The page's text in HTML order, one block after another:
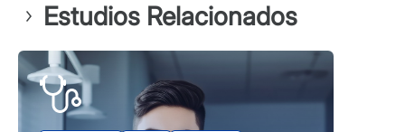
Estudios Relacionados